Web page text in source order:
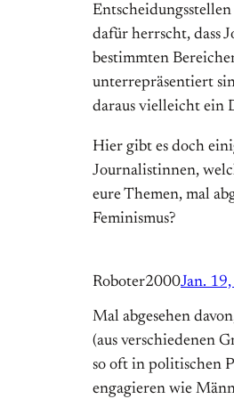
dafür herrscht, dass
bestimmten
unterrepräsentiert
daraus vielleicht ein
Hier gibt es doch
Journalistinnen,
eure Themen, mal
Feminismus?
Roboter2000Jan.
Mal abgesehen
(aus verschiedenen
so oft in politischen
engagieren wie